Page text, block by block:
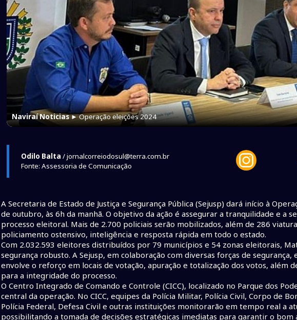
Naviraí Noticias► Operação eleições 2024
Odilo Balta / jornalcorreiodosul@terra.com.br
Fonte: Assessoria de Comunicação
A Secretaria de Estado de Justiça e Segurança Pública (Sejusp) dará início à
de outubro, às 6h da manhã. O objetivo da ação é assegurar a tranquilidade e a
processo eleitoral. Mais de 2.700 policiais serão mobilizados, além de 286
policiamento ostensivo, inteligência e resposta rápida em todo o estado.
Com 2.032.593 eleitores distribuídos por 79 municípios e 54 zonas eleitorais,
segurança robusto. A Sejusp, em colaboração com diversas forças de
envolve o reforço em locais de votação, apuração e totalização dos votos, além
para a integridade do processo.
O Centro Integrado de Comando e Controle (CICC), localizado no Parque dos
central da operação. No CICC, equipes da Polícia Militar, Polícia Civil, Corpo de
Polícia Federal, Defesa Civil e outras instituições monitorarão em tempo real a
possibilitando a tomada de decisões estratégicas imediatas para garantir o bom